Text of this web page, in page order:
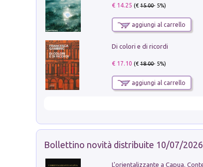
€ 14.25 (€15.00- 5%)
aggiungi al carrello
Di colori e di ricordi
€ 17.10 (€18.00- 5%)
aggiungi al carrello
Bollettino novità distribuite 10/07/2026